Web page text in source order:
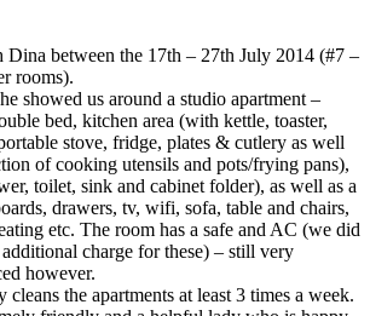
Dina between the 17th – 27th July 2014 (#7 –
rooms).
showed us around a studio apartment –
bed, kitchen area (with kettle, toaster,
stove, fridge, plates & cutlery as well
of cooking utensils and pots/frying pans),
toilet, sink and cabinet folder), as well as a
drawers, tv, wifi, sofa, table and chairs,
etc. The room has a safe and AC (we did
charge for these) – still very
however.
cleans the apartments at least 3 times a week.